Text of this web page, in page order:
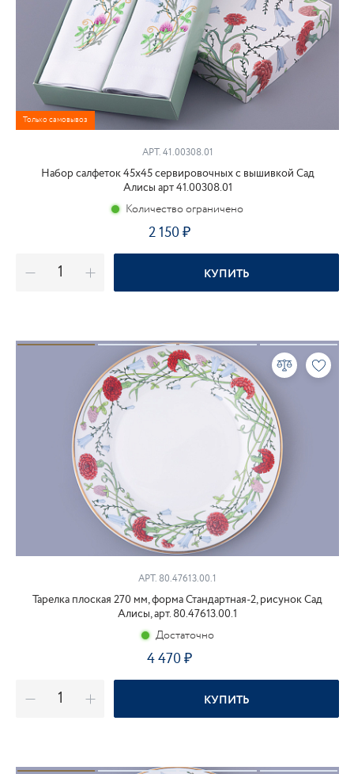
Только самовывоз
АРТ. 41.00308.01
Набор салфеток 45х45 сервировочных с вышивкой Сад
Алисы арт 41.00308.01
Количество ограничено
2 150₽
КУПИТЬ
АРТ. 80.47613.00.1
Тарелка плоская 270 мм, форма Стандартная-2, рисунок Сад
Алисы, арт. 80.47613.00.1
Достаточно
4 470₽
КУПИТЬ